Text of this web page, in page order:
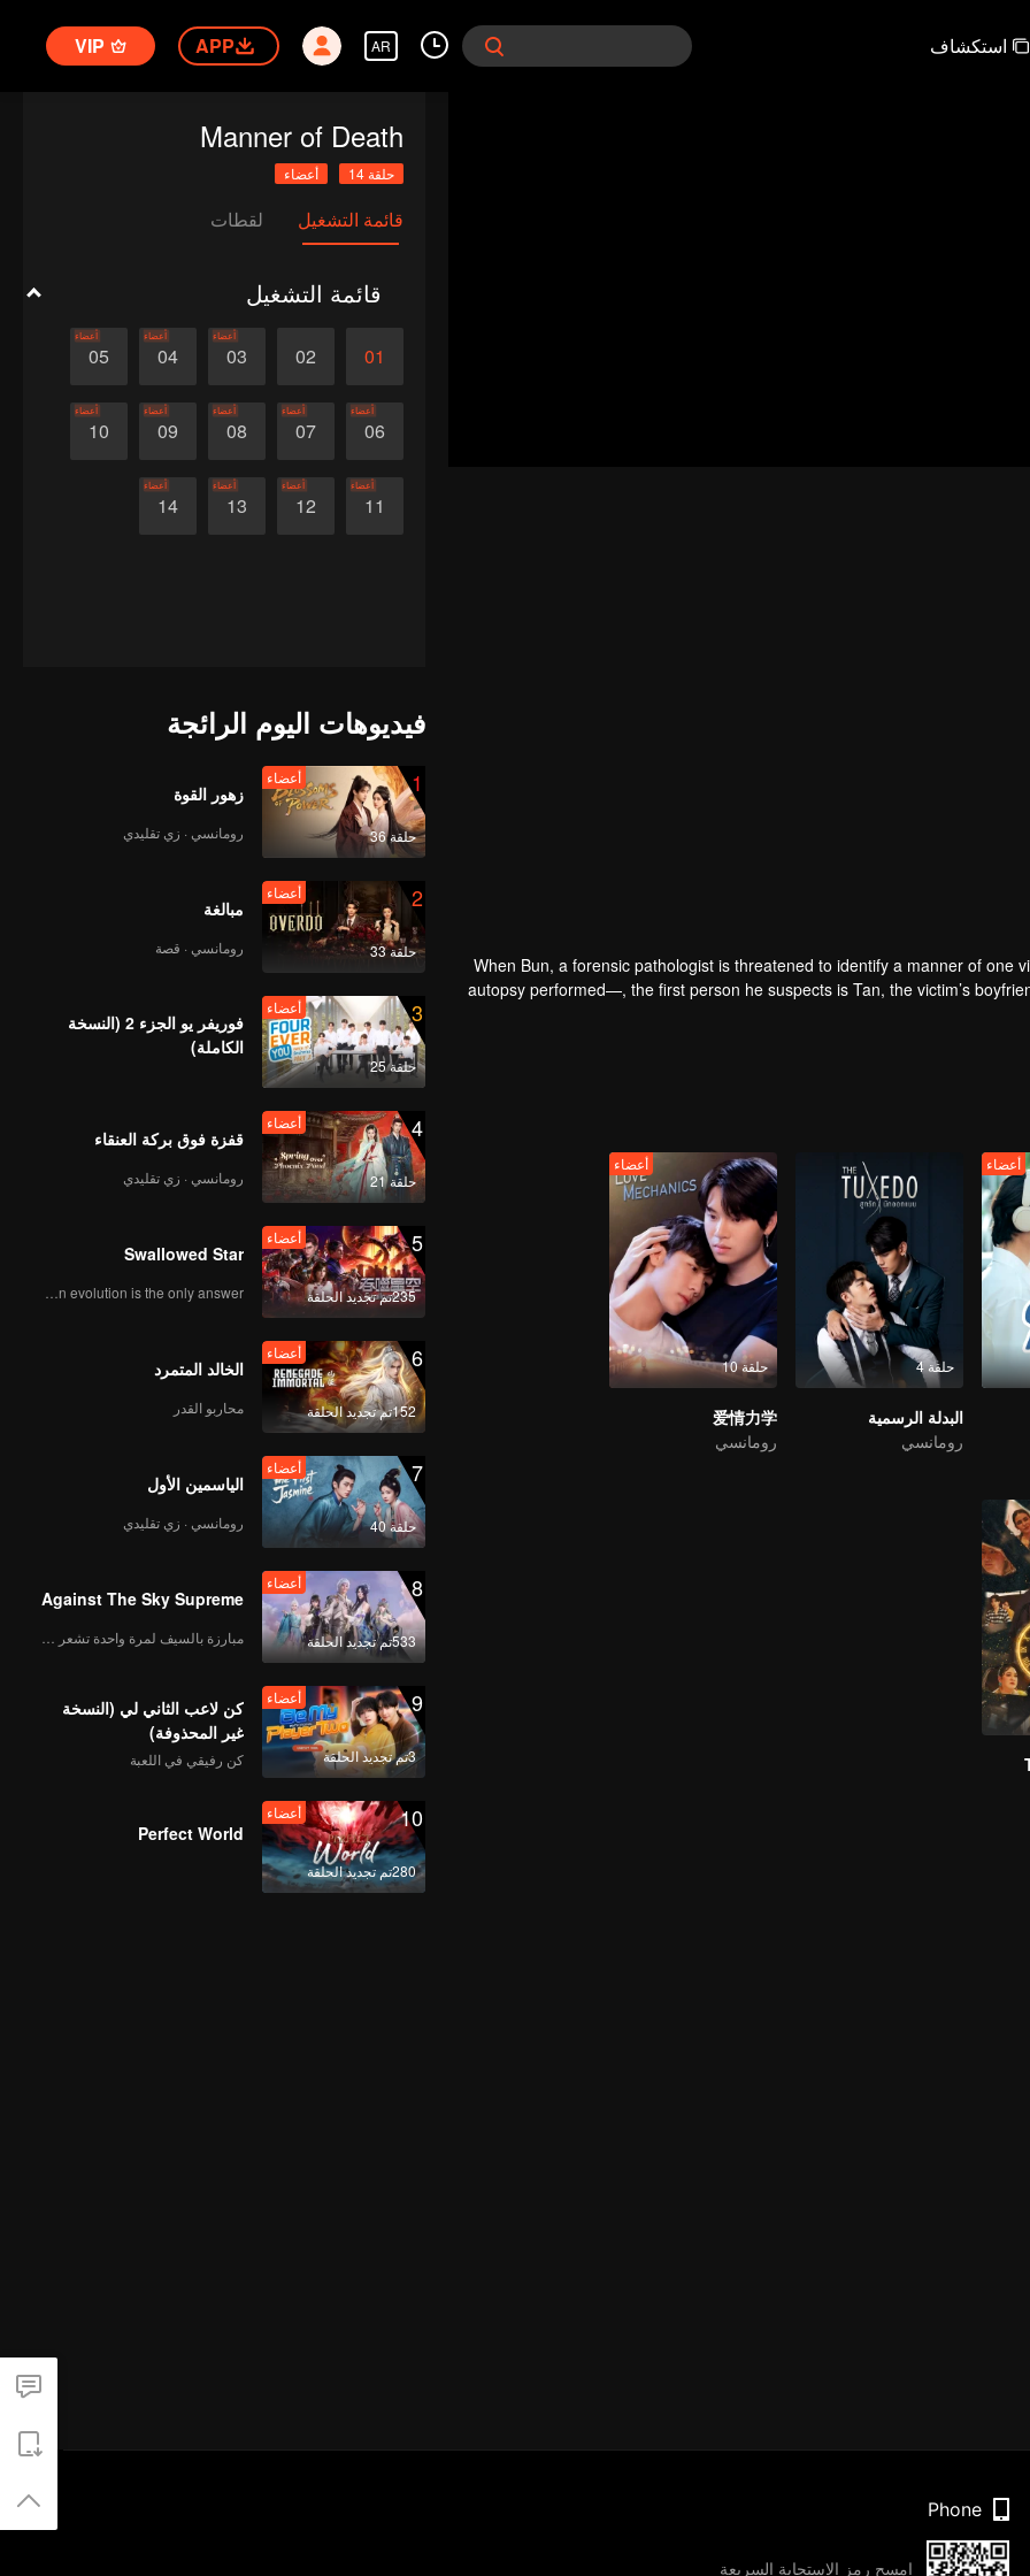
استكشاف AR
APP
VIP
Manner of Death
حلقة 14 أعضاء
قائمة التشغيل لقطات
قائمة التشغيل
01
02
03
أعضاء
04
أعضاء
05
أعضاء
06
أعضاء
07
أعضاء
08
أعضاء
09
أعضاء
10
أعضاء
11
أعضاء
12
أعضاء
13
أعضاء
14
أعضاء
When Bun, a forensic pathologist is threatened to identify a manner of
autopsy performed—, the first person he suspects is Tan, the victim’s
This is a suspenseful crime series that tells a bond between two men
the questions that linger
أعضاء
حلقة 4
البدلة الرسمية
رومانسي
حلقة 10
أعضاء
爱情力学
رومانسي
فيديوهات اليوم الرائجة
1
حلقة 36
أعضاء
زهور القوة
رومانسي · زي تقليدي
2
حلقة 33
أعضاء
مبالغة
رومانسي · قصة
3
حلقة 25
أعضاء
فوريفر يو الجزء 2 (النسخة
الكاملة)
4
حلقة 21
أعضاء
قفزة فوق بركة العنقاء
رومانسي · زي تقليدي
5
235تم تجديد الحلقة
أعضاء
Swallowed Star
Human evolution is the only answer.
6
152تم تجديد الحلقة
أعضاء
الخالد المتمرد
محاربو القدر
7
حلقة 40
أعضاء
الياسمين الأول
رومانسي · زي تقليدي
8
533تم تجديد الحلقة
أعضاء
Against The Sky Supreme
9
3تم تجديد الحلقة
أعضاء
كن لاعب الثاني لي (النسخة
غير المحذوفة)
كن رفيقي في اللعبة
10
280تم تجديد الحلقة
أعضاء
Perfect World
Phone
امسح رمز الاستجابة السريعة